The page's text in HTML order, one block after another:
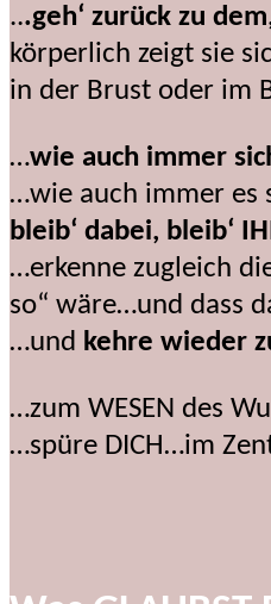
...geh‘ zurück zu
körperlich zeigt sie
in der Brust oder im
…wie auch immer
…wie auch immer es
bleib‘ dabei, bleib‘
…erkenne zugleich
so“ wäre…und dass
…und kehre wieder
…zum WESEN des
…spüre DICH…im